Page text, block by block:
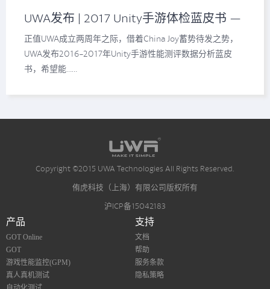
UWA发布 | 2017 Unity手游体检蓝皮书 —
MMORPG篇
正值UWA成立两周年之际，借着China Joy蓄势待发之势，
UWA发布2016-2017年Unity手游性能测评数据分析蓝皮
书，希望能……
Copyright ©2015 UWA Technologies All Rights Reserved.
侑虎科技（上海）有限公司版权所有
沪ICP备15042183
产品
GOT Online
GOT
游戏性能监控(GPM)
真人真机测试
支持
文档
帮助
服务条款
隐私策略